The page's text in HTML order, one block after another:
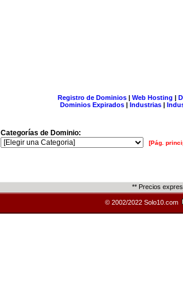
Registro de Dominios| Web Hosting |
Dominios Expirados | Industrias |
Categorías de Dominio:
[Pág.
** Precios
© 2002/2022 Solo10.com